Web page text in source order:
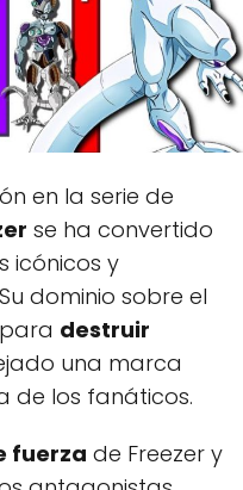
en la serie de
se ha convertido
icónicos y
dominio sobre el
destruir
una marca
de los fanáticos.
fuerza de Freezer y